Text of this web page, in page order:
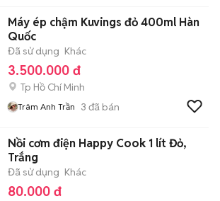
Máy ép chậm Kuvings đỏ 400ml Hàn
Quốc
Đã sử dụng Khác
3.500.000 đ
Tp Hồ Chí Minh
Trâm Anh Trần 3 đã bán
Nồi cơm điện Happy Cook 1 lít Đỏ,
Trắng
Đã sử dụng Khác
80.000 đ